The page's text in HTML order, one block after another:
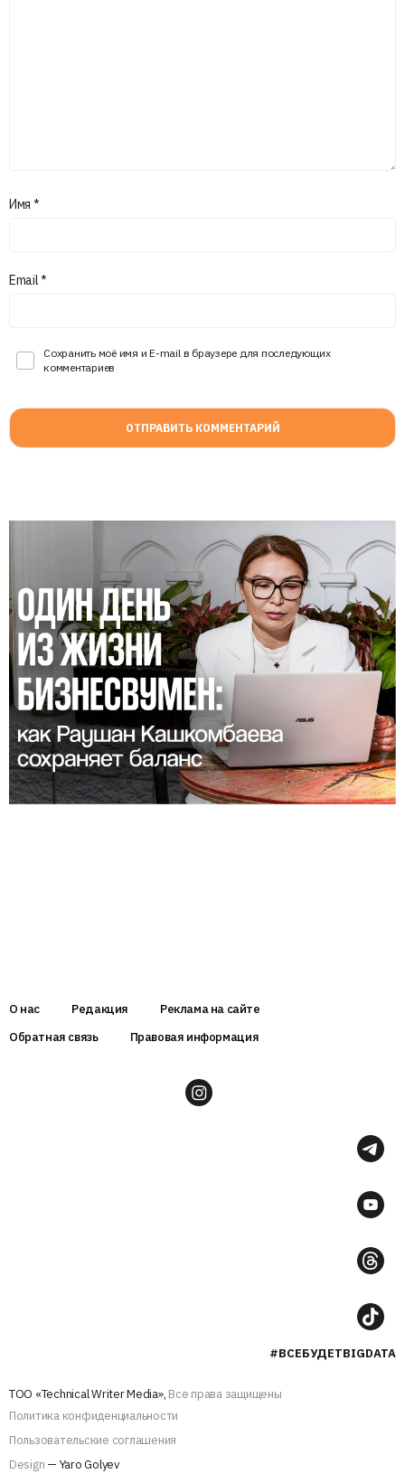
Имя *
Email*
Сохранить моё имя и E-mail в браузере для последующих
комментариев
О нас Редакция
Реклама на сайте
Обратная связь
Правовая информация
#ВСЕБУДЕТBIGDATA
ТОО «Technical Writer Media», Все права защищены
Политика конфиденциальности
Пользовательские соглашения
Design — Yaro Golyev